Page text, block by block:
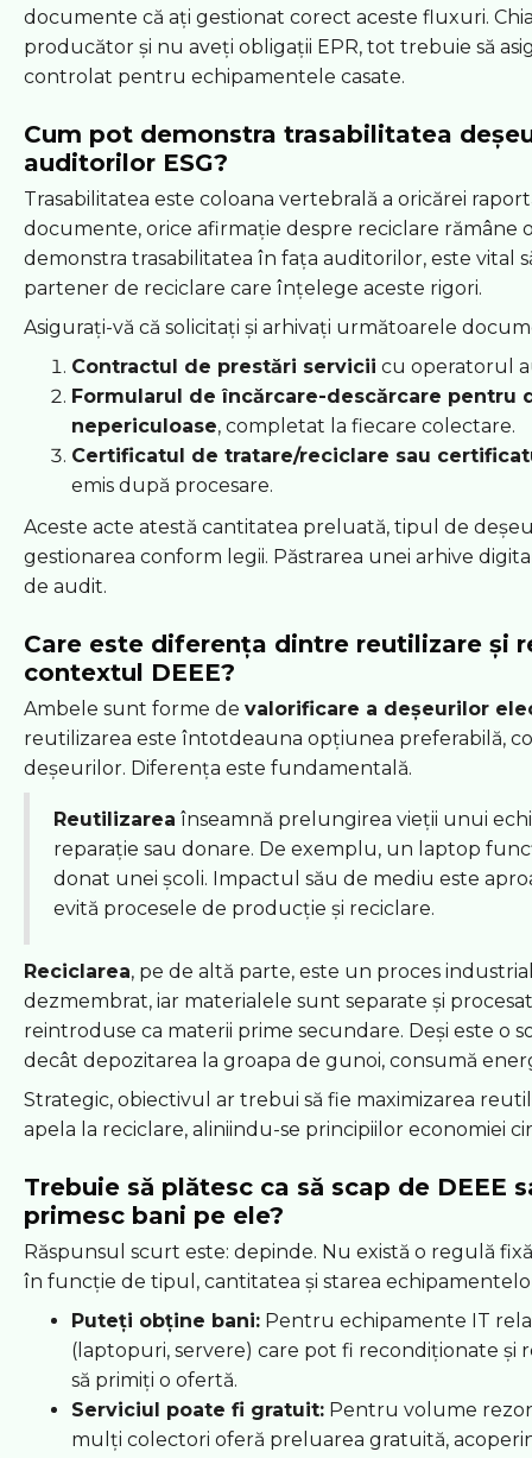
documente că ați gestionat corect aceste fluxuri.
producător și nu aveți obligații EPR, tot trebuie să
controlat pentru echipamentele casate.
Cum pot demonstra trasabilitatea
auditorilor ESG?
Trasabilitatea este coloana vertebrală a oricărei
documente, orice afirmație despre reciclare rămâne
demonstra trasabilitatea în fața auditorilor, este vital
partener de reciclare care înțelege aceste rigori.
Asigurați-vă că solicitați și arhivați următoarele
Contractul de prestări servicii cu operatorul
Formularul de încărcare-descărcare pentru
nepericuloase, completat la fiecare colectare.
Certificatul de tratare/reciclare sau
emis după procesare.
Aceste acte atestă cantitatea preluată, tipul de
gestionarea conform legii. Păstrarea unei arhive
de audit.
Care este diferența dintre reutilizare și
contextul DEEE?
Ambele sunt forme de valorificare a deșeurilor
reutilizarea este întotdeauna opțiunea preferabilă,
deșeurilor. Diferența este fundamentală.
Reutilizarea înseamnă prelungirea vieții unui
reparație sau donare. De exemplu, un laptop
donat unei școli. Impactul său de mediu este
evită procesele de producție și reciclare.
Reciclarea, pe de altă parte, este un proces
dezmembrat, iar materialele sunt separate și
reintroduse ca materii prime secundare. Deși este o
decât depozitarea la groapa de gunoi, consumă
Strategic, obiectivul ar trebui să fie maximizarea
apela la reciclare, aliniindu-se principiilor economiei
Trebuie să plătesc ca să scap de DEEE
primesc bani pe ele?
Răspunsul scurt este: depinde. Nu există o regulă
în funcție de tipul, cantitatea și starea
Puteți obține bani: Pentru echipamente IT
(laptopuri, servere) care pot fi recondiționate și
să primiți o ofertă.
Serviciul poate fi gratuit: Pentru volume
mulți colectori oferă preluarea gratuită,